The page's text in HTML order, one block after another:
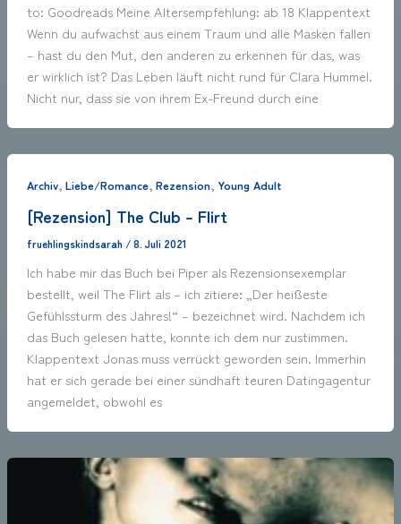
to: Goodreads Meine Altersempfehlung: ab 18 Klappentext
Wenn du aufwachst aus einem Traum und alle Masken fallen
– hast du den Mut, den anderen zu erkennen für das, was
er wirklich ist? Das Leben läuft nicht rund für Clara Hummel.
Nicht nur, dass sie von ihrem Ex-Freund durch eine
Archiv, Liebe/Romance, Rezension, Young Adult
[Rezension] The Club – Flirt
fruehlingskindsarah /8. Juli 2021
Ich habe mir das Buch bei Piper als Rezensionsexemplar
bestellt, weil The Flirt als – ich zitiere: „Der heißeste
Gefühlssturm des Jahres!“ – bezeichnet wird. Nachdem ich
das Buch gelesen hatte, konnte ich dem nur zustimmen.
Klappentext Jonas muss verrückt geworden sein. Immerhin
hat er sich gerade bei einer sündhaft teuren Datingagentur
angemeldet, obwohl es